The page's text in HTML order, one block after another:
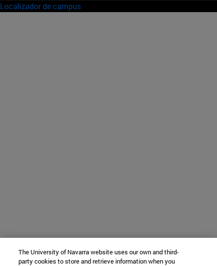
Localizador de campus
The University of Navarra website uses our own and third-
party cookies to store and retrieve information when you